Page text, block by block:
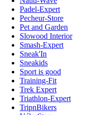
Padel-Expert
Pecheur-Store
Pet and Garden
Slowood Interior
Smash-Expert
Sneak'In
Sneakids
Sport is good
Training-Fit
Trek Expert
Triathlon-Expert
TripnBikers